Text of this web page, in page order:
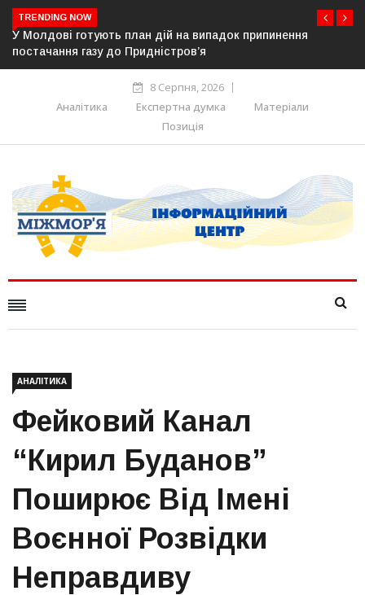
TRENDING NOW
У Молдові готують план дій на випадок припинення
постачання газу до Придністров’я
8 Серпня, 2026
Аналітика
Експертна думка
Матеріали
Позиція
АНАЛІТИКА
Фейковий Канал
“Кирил Буданов”
Поширює Від Імені
Воєнної Розвідки
Неправдиву